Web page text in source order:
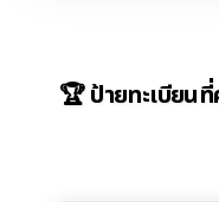
🏆 ป้ายทะเบียน